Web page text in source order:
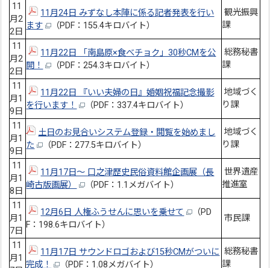
11
月2
2日
11月24日 みずなし本陣に係る記者発表を行い
ます
（PDF：155.4キロバイト）
観光振興
課
11
月2
2日
11月22日 「南島原×食べチョク」30秒CMを公
開！
（PDF：254.3キロバイト）
総務秘書
課
11
月1
9日
11月22日 『いい夫婦の日』婚姻祝福記念撮影
を行います！
（PDF：337.4キロバイト）
地域づく
り課
11
月1
9日
土日のお見合いシステム登録・閲覧を始めまし
た
（PDF：277.5キロバイト）
地域づく
り課
11
月1
8日
11月17日～ 口之津歴史民俗資料館企画展（長
崎古版画展）
（PDF：1.1メガバイト）
世界遺産
推進室
11
月1
7日
12月6日 人権ふうせんに思いを乗せて
（PD
F：198.6キロバイト）
市民課
11
月1
11月17日 サウンドロゴおよび15秒CMがついに
完成！
（PDF：1.08メガバイト）
総務秘書
課